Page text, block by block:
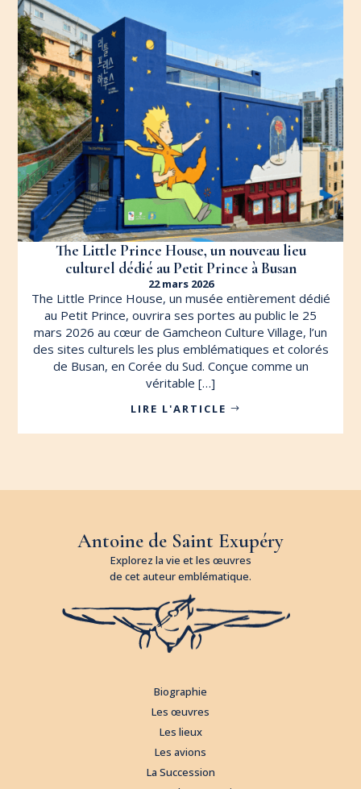
Fernandez proposent de retracer l’histoire de
l’Aéropostale […]
LIRE L'ARTICLE
The Little Prince House, un nouveau lieu
culturel dédié au Petit Prince à Busan
22 mars 2026
The Little Prince House, un musée entièrement dédié
au Petit Prince, ouvrira ses portes au public le 25
mars 2026 au cœur de Gamcheon Culture Village, l’un
des sites culturels les plus emblématiques et colorés
de Busan, en Corée du Sud. Conçue comme un
véritable […]
LIRE L'ARTICLE
Antoine de Saint Exupéry
Explorez la vie et les œuvres
de cet auteur emblématique.
Biographie
Les œuvres
Les lieux
Les avions
La Succession